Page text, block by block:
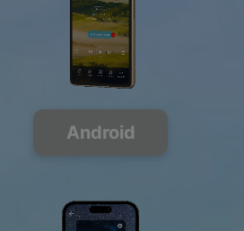
Android